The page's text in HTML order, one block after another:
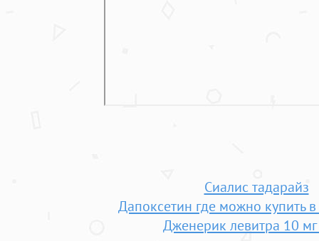
Сиалис тадарайз
Дапоксетин где можно купить
Дженерик левитра 10